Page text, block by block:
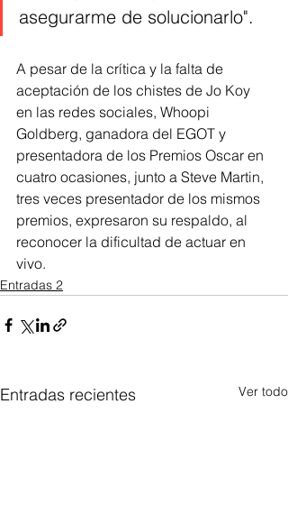
asegurarme de solucionarlo".
A pesar de la crítica y la falta de
aceptación de los chistes de Jo Koy
en las redes sociales, Whoopi
Goldberg, ganadora del EGOT y
presentadora de los Premios Oscar en
cuatro ocasiones, junto a Steve Martin,
tres veces presentador de los mismos
premios, expresaron su respaldo, al
reconocer la dificultad de actuar en
vivo.
Entradas 2
Entradas recientes Ver todo